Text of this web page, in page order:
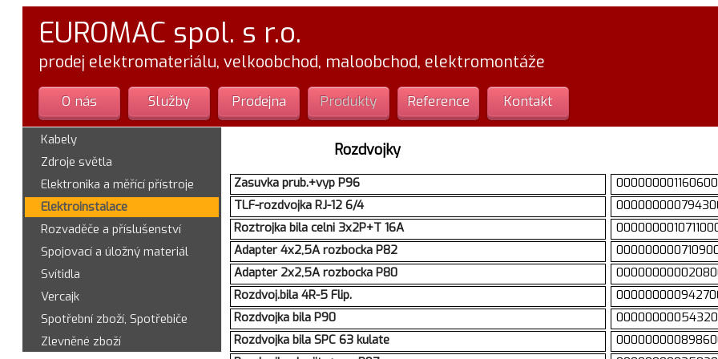
EUROMAC spol. s r.o.
prodej elektromateriálu, velkoobchod, maloobchod, elektromontáže
O nás Služby Prodejna Produkty Reference Kontakt
Kabely
Zdroje světla
Elektronika a měřící přístroje
Elektroinstalace
Rozvaděče a příslušenství
Spojovací a úložný materiál
Svítidla
Vercajk
Spotřební zboží, Spotřebiče
Zlevněné zboží
Rozdvojky
Zasuvka prub.+vyp P96
TLF-rozdvojka RJ-12 6/4
Roztrojka bila celni 3x2P+T 16A
Adapter 4x2,5A rozbocka P82
Adapter 2x2,5A rozbocka P80
Rozdvoj.bila 4R-5 Flip.
Rozdvojka bila P90
Rozdvojka bila SPC 63 kulate